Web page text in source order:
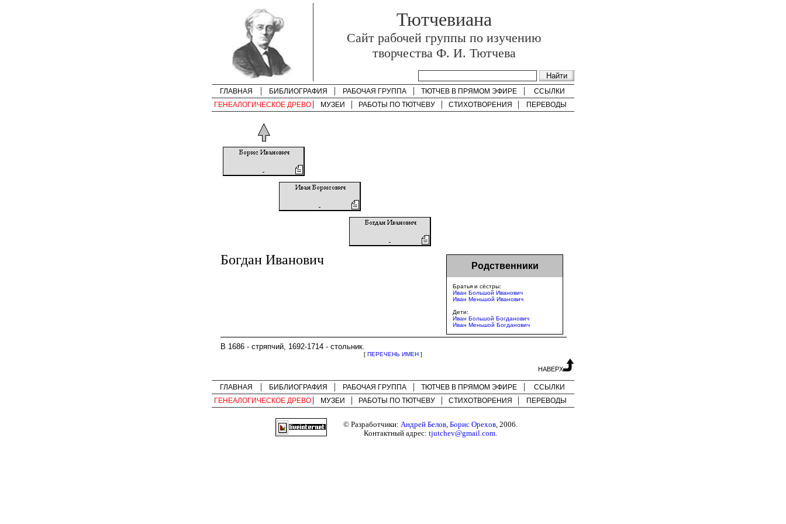
Тютчевиана
Cайт рабочей группы по изучению
творчества Ф. И. Тютчева
ГЛАВНАЯ БИБЛИОГРАФИЯ РАБОЧАЯ ГРУППА ТЮТЧЕВ В ПРЯМОМ ЭФИРЕ
ССЫЛКИ
ГЕНЕАЛОГИЧЕСКОЕ ДРЕВО
МУЗЕИ РАБОТЫ ПО ТЮТЧЕВУ СТИХОТВОРЕНИЯ ПЕРЕВОДЫ
Родственники
Братья и сёстры:
Иван Большой Иванович
Иван Меньшой Иванович
Дети:
Иван Большой Богданович
Иван Меньшой Богданович
Богдан Иванович
В 1686 - стряпчий, 1692-1714 - стольник.
[ ПЕРЕЧЕНЬ ИМЕН ]
НАВЕРХ
ГЛАВНАЯ БИБЛИОГРАФИЯ РАБОЧАЯ ГРУППА ТЮТЧЕВ В ПРЯМОМ ЭФИРЕ
ССЫЛКИ
ГЕНЕАЛОГИЧЕСКОЕ ДРЕВО
МУЗЕИ РАБОТЫ ПО ТЮТЧЕВУ СТИХОТВОРЕНИЯ ПЕРЕВОДЫ
© Разработчики: Андрей Белов, Борис Орехов, 2006.
Контактный адрес: tjutchev@gmail.com.